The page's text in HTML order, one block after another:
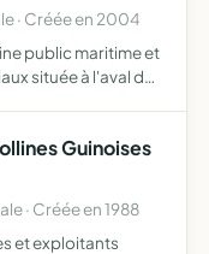
· Créée en 2004
public maritime et
située à l'aval de
Guinoises
· Créée en 1988
et exploitants